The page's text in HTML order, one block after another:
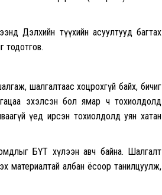
Дэлхийн түүхийн асуултууд багтах
тодотгов.
шалгалтаас хоцрохгүй байх, бичиг
эхэлсэн бол ямар ч тохиолдолд
үед ирсэн тохиолдолд уян хатан
БҮТ хүлээн авч байна. Шалгалт
материалтай албан ёсоор танилцуулж,